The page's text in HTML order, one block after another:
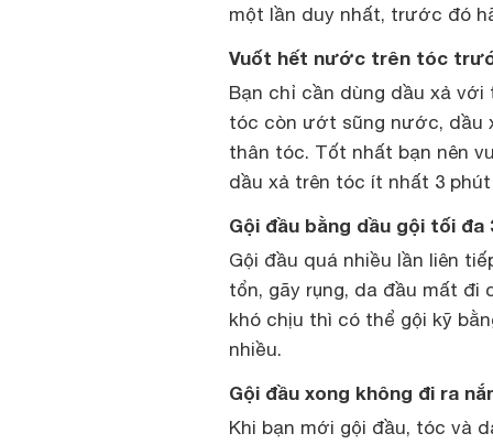
một lần duy nhất, trước đó
Vuốt hết nước trên tóc
Bạn chỉ cần dùng dầu xả
tóc còn ướt sũng nước, dầu
thân tóc. Tốt nhất bạn nên
dầu xả trên tóc ít nhất 3
Gội đầu bằng dầu gội tối đa
Gội đầu quá nhiều lần liên
tổn, gãy rụng, da đầu mất đi
khó chịu thì có thể gội kỹ
nhiều.
Gội đầu xong không đi ra
Khi bạn mới gội đầu, tóc và